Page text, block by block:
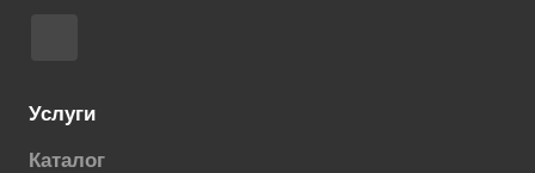
Услуги
Каталог